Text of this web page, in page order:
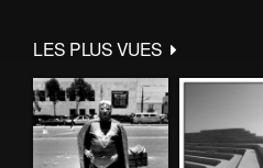
LES PLUS VUES